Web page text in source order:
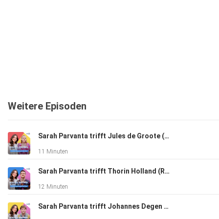
Weitere Episoden
Sarah Parvanta trifft Jules de Groote (Rolle Julia Sponer)
11 Minuten
Sarah Parvanta trifft Thorin Holland (Rolle Hermann Zech)
12 Minuten
Sarah Parvanta trifft Johannes Degen (Rolle Colin Thewes)